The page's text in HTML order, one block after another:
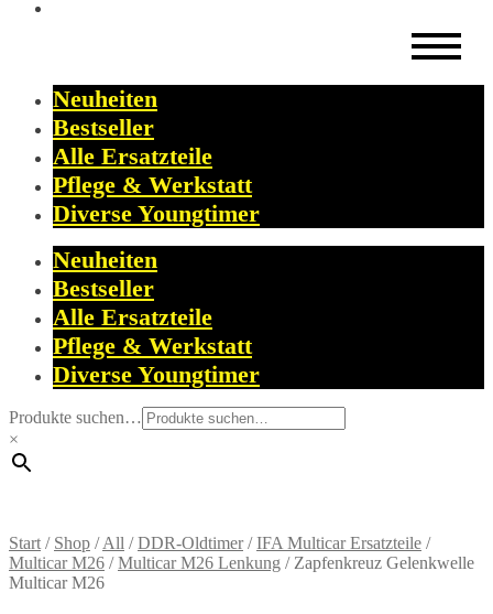
Neuheiten
Bestseller
Alle Ersatzteile
Pflege & Werkstatt
Diverse Youngtimer
Neuheiten
Bestseller
Alle Ersatzteile
Pflege & Werkstatt
Diverse Youngtimer
Produkte suchen…
×
Start / Shop /All /DDR-Oldtimer/IFA Multicar Ersatzteile /
Multicar M26 /Multicar M26 Lenkung / Zapfenkreuz Gelenkwelle
Multicar M26